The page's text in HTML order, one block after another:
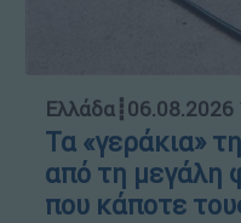
Ελλάδα┋06.08.2026
Τα «γεράκια»
από τη μεγάλη
που κάποτε